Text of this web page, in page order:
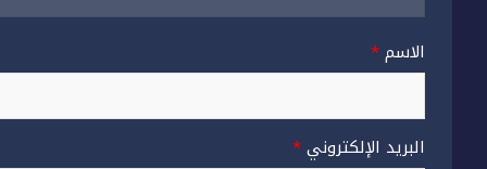
الاسم*
البريد الإلكتروني*